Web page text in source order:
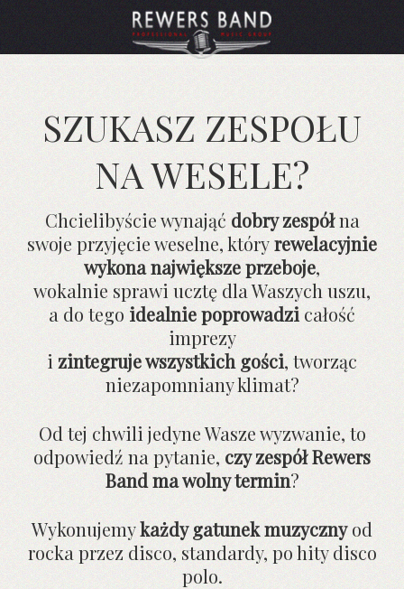
SZUKASZ ZESPOŁU
NA WESELE?
Chcielibyście wynająć dobry zespółna
swoje przyjęcie weselne, któryrewelacyjnie
wykona największe przeboje,
wokalnie sprawi ucztę dla Waszych uszu,
a do tego idealnie poprowadzi całość
imprezy
i zintegruje wszystkich gości, tworząc
niezapomniany klimat?
Od tej chwili jedyne Wasze wyzwanie, to
odpowiedź na pytanie, czy zespół Rewers
Band ma wolny termin?
Wykonujemykażdy gatunek muzycznyod
rocka przez disco, standardy, po hity disco
polo.